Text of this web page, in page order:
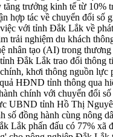
trưởng kinh tế từ 10%
hợp tác về chuyển đổi số
với tỉnh Đắk Lắk về
trải nghiệm du khách
nhân tạo (AI) trong
Đắk Lắk trao đổi
khơi thông nguồn lực
HĐND tỉnh thông qua
chính với chuyển đổi số
UBND tỉnh Hồ Thị
số đồng hành cùng nông
Lắk phấn đấu có 77% xã